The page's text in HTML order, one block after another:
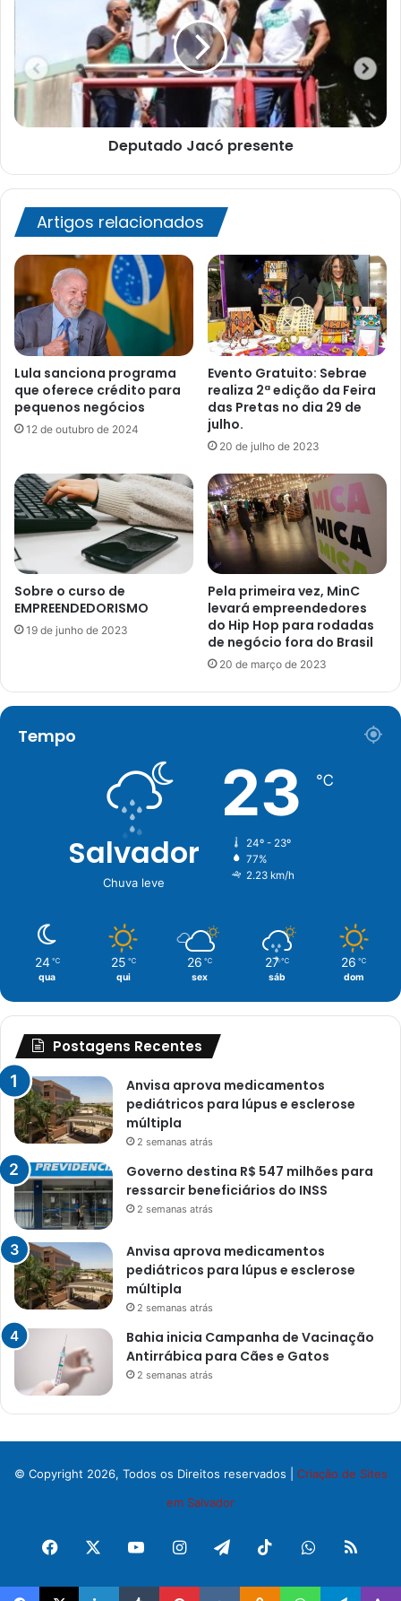
Deputado Jacó presente
Artigos relacionados
Lula sanciona programa
que oferece crédito para
pequenos negócios
12 de outubro de 2024
Evento Gratuito: Sebrae
realiza 2ª edição da Feira
das Pretas no dia 29 de
julho.
20 de julho de 2023
Sobre o curso de
EMPREENDEDORISMO
19 de junho de 2023
Pela primeira vez, MinC
levará empreendedores
do Hip Hop para rodadas
de negócio fora do Brasil
20 de março de 2023
Tempo
Salvador
Chuva leve
23 ℃
24º - 23º
77%
2.23 km/h
24 ℃
qua
25 ℃
qui
26 ℃
sex
27 ℃
sáb
26 ℃
dom
Postagens Recentes
Anvisa aprova medicamentos
pediátricos para lúpus e esclerose
múltipla
2 semanas atrás
Governo destina R$ 547 milhões para
ressarcir beneficiários do INSS
2 semanas atrás
Anvisa aprova medicamentos
pediátricos para lúpus e esclerose
múltipla
2 semanas atrás
Bahia inicia Campanha de Vacinação
Antirrábica para Cães e Gatos
2 semanas atrás
© Copyright 2026, Todos os Direitos reservados | Criação de Sites
em Salvador
Facebook YouTubeInstagram
TelegramTikTokWhatsApp
RSS